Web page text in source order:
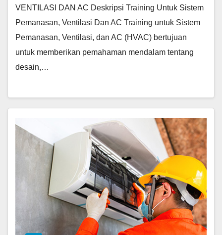
VENTILASI DAN AC Deskripsi Training Untuk Sistem
Pemanasan, Ventilasi Dan AC Training untuk Sistem
Pemanasan, Ventilasi, dan AC (HVAC) bertujuan
untuk memberikan pemahaman mendalam tentang
desain,…